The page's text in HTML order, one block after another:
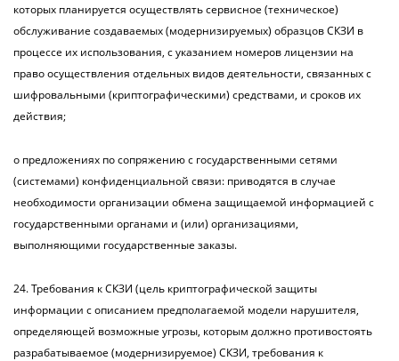
которых планируется осуществлять сервисное (техническое)
обслуживание создаваемых (модернизируемых) образцов СКЗИ в
процессе их использования, с указанием номеров лицензии на
право осуществления отдельных видов деятельности, связанных с
шифровальными (криптографическими) средствами, и сроков их
действия;
о предложениях по сопряжению с государственными сетями
(системами) конфиденциальной связи: приводятся в случае
необходимости организации обмена защищаемой информацией с
государственными органами и (или) организациями,
выполняющими государственные заказы.
24. Требования к СКЗИ (цель криптографической защиты
информации с описанием предполагаемой модели нарушителя,
определяющей возможные угрозы, которым должно противостоять
разрабатываемое (модернизируемое) СКЗИ, требования к